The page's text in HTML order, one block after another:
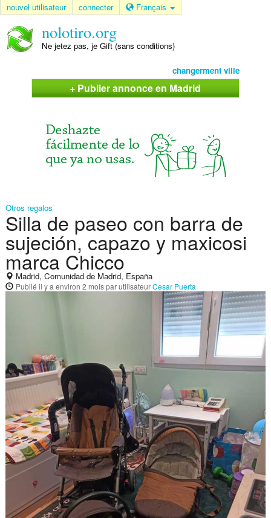
nouvel utilisateur connecter Français
nolotiro.org
Ne jetez pas, je Gift (sans conditions)
changerment ville
+ Publier annonce en Madrid
Otros regalos
Silla de paseo con barra de
sujeción, capazo y maxicosi
marca Chicco
Madrid, Comunidad de Madrid, España
Publié il y a environ 2 moispar utilisateurCesar Puerta